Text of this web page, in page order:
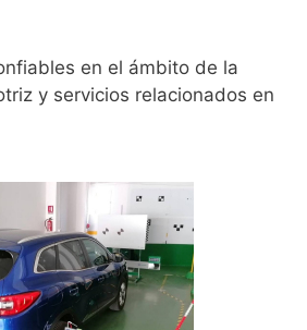
en el ámbito de la
y servicios relacionados en